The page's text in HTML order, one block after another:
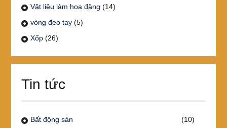
Vật liệu làm hoa đăng (14)
vòng đeo tay (5)
Xốp (26)
Tin tức
Bất động sản
(10)